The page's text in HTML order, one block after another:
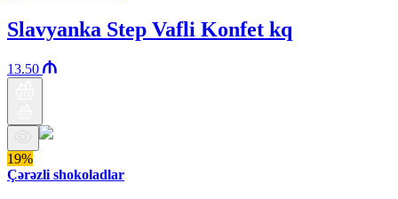
Slavyanka Step Vafli Konfet kq
13.50
19%
Çərəzli shokoladlar